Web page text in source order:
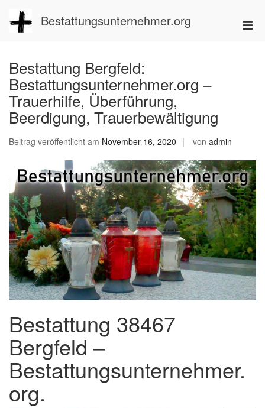
Inhalt
springen
Bestattungsunternehmer.org
Bestattung Bergfeld:
Bestattungsunternehmer.org –
Trauerhilfe, Überführung,
Beerdigung, Trauerbewältigung
Beitrag veröffentlicht am November 16, 2020 von admin
Bestattung 38467
Bergfeld –
Bestattungsunternehmer.
org.